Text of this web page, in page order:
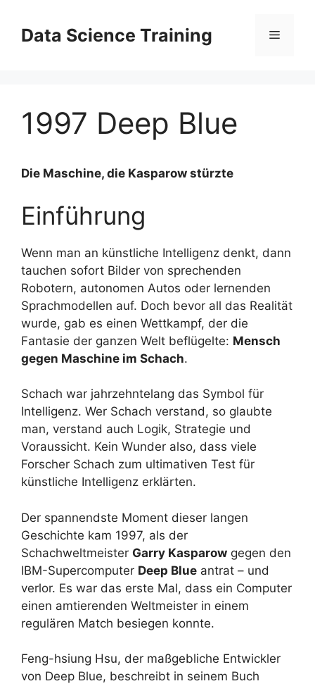
Inhalt
springen
Data Science Training Menü
1997 Deep Blue
Die Maschine, die Kasparow stürzte
Einführung
Wenn man an künstliche Intelligenz denkt, dann
tauchen sofort Bilder von sprechenden
Robotern, autonomen Autos oder lernenden
Sprachmodellen auf. Doch bevor all das Realität
wurde, gab es einen Wettkampf, der die
Fantasie der ganzen Welt beflügelte: Mensch
gegen Maschine im Schach.
Schach war jahrzehntelang das Symbol für
Intelligenz. Wer Schach verstand, so glaubte
man, verstand auch Logik, Strategie und
Voraussicht. Kein Wunder also, dass viele
Forscher Schach zum ultimativen Test für
künstliche Intelligenz erklärten.
Der spannendste Moment dieser langen
Geschichte kam 1997, als der
Schachweltmeister Garry Kasparow gegen den
IBM-Supercomputer Deep Blue antrat – und
verlor. Es war das erste Mal, dass ein Computer
einen amtierenden Weltmeister in einem
regulären Match besiegen konnte.
Feng-hsiung Hsu, der maßgebliche Entwickler
von Deep Blue, beschreibt in seinem Buch